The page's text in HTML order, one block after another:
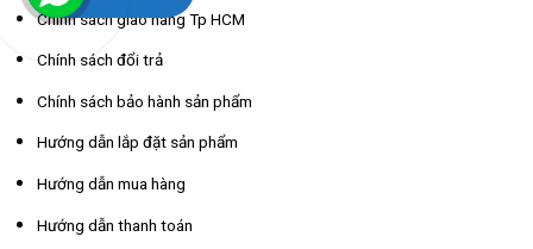
Chính sách giao hàng Tp HCM
Chính sách đổi trả
Chính sách bảo hành sản phẩm
Hướng dẫn lắp đặt sản phẩm
Hướng dẫn mua hàng
Hướng dẫn thanh toán